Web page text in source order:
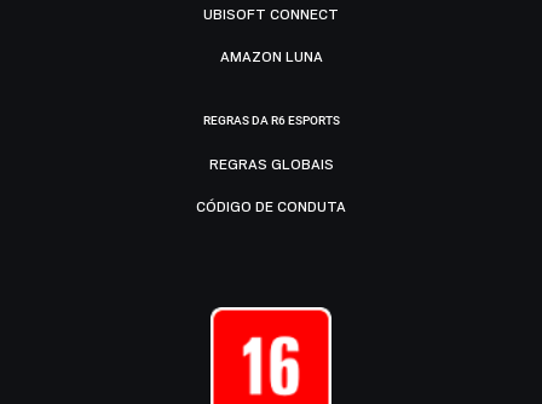
UBISOFT CONNECT
AMAZON LUNA
REGRAS DA R6 ESPORTS
REGRAS GLOBAIS
CÓDIGO DE CONDUTA